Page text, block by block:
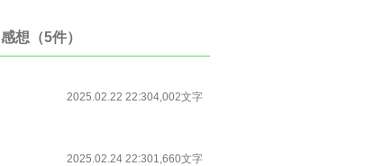
感想（5件）
2025.02.22 22:304,002文字
2025.02.24 22:301,660文字